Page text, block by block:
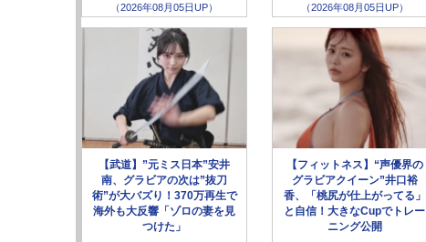
（2026年08月05日UP） （2026年08月05日UP）
【武道】”元ミス日本”安井
南、グラビアの次は”抜刀
術”が大バズり！370万再生で
海外も大反響「ゾロの妻を見
つけた」
【フィットネス】“声優界の
グラビアクイーン”井口裕
香、「桃尻が仕上がってる」
と自信！大きなCupでトレー
ニング公開